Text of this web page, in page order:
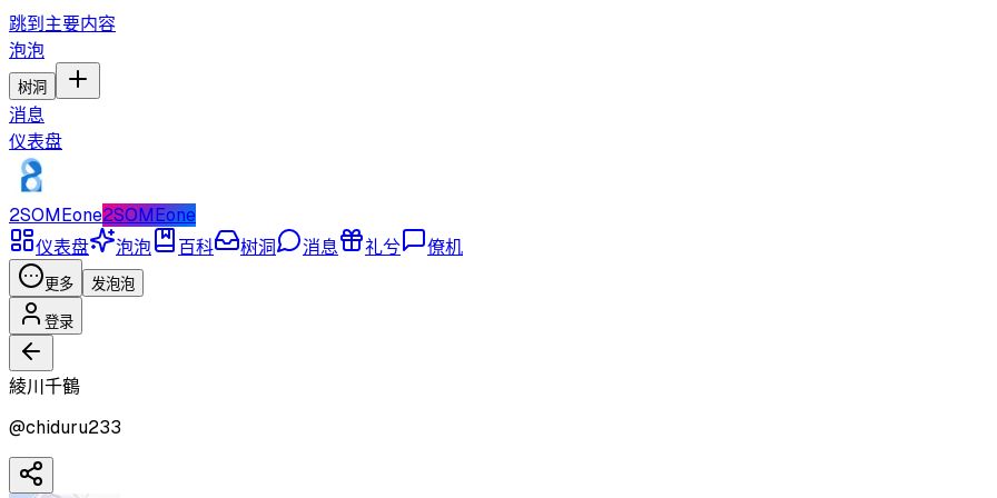
跳到主要内容
泡泡
树洞
消息
仪表盘
2SOMEone2SOMEone
仪表盘
泡泡 百科 树洞 消息 礼兮 僚机
更多 发泡泡
登录
綾川千鶴
@chiduru233